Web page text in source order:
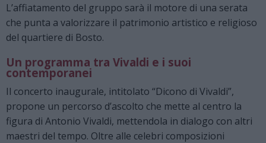
L’affiatamento del gruppo sarà il motore di una serata
che punta a valorizzare il patrimonio artistico e religioso
del quartiere di Bosto.
Un programma tra Vivaldi e i suoi
contemporanei
Il concerto inaugurale, intitolato “Dicono di Vivaldi”,
propone un percorso d’ascolto che mette al centro la
figura di Antonio Vivaldi, mettendola in dialogo con altri
maestri del tempo. Oltre alle celebri composizioni